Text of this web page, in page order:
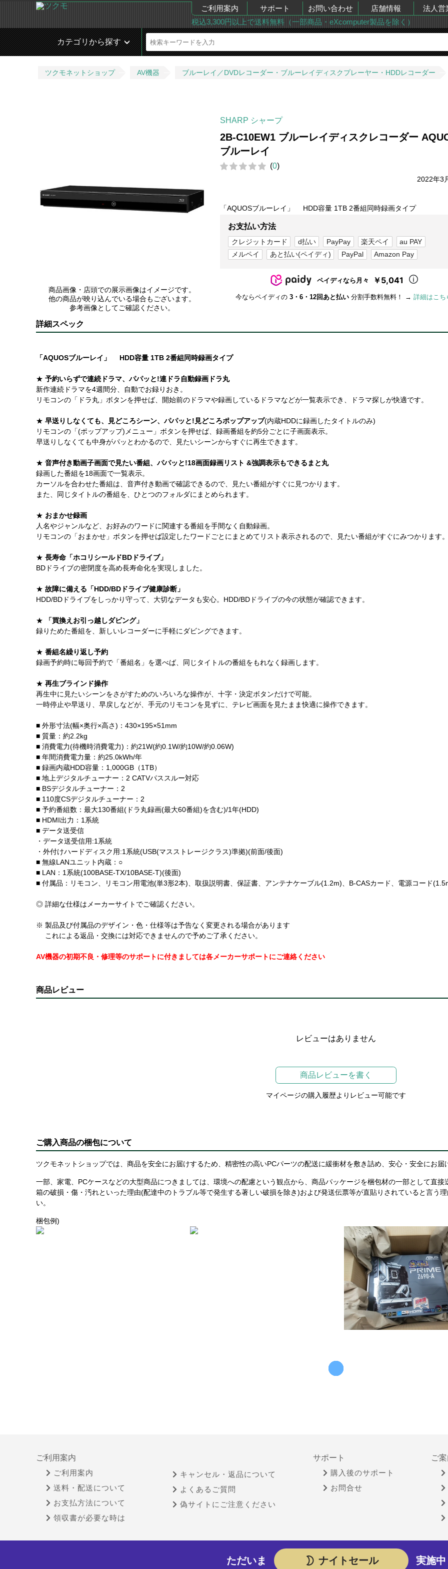
ご利用案内 サポート お問い合わせ 店舗情報
法人営
税込3,300円以上で送料無料（一部商品・eXcomputer製品を除く）
カテゴリから探す
ツクモネットショップ AV機器 ブルーレイ／DVDレコーダー・ブルーレイディスクプレーヤー・HDDレコーダー
商品画像・店頭での展示画像はイメージです。
他の商品が映り込んでいる場合もございます。
参考画像としてご確認ください。
SHARP シャープ
2B-C10EW1 ブルーレイディスクレコーダー
ブルーレイ
(0)
2022年3
「AQUOSブルーレイ」 HDD容量 1TB 2番組同時録画タイプ
お支払い方法
クレジットカード d払い PayPay 楽天ペイ
au PAY
メルペイ
あと払い(ペイディ) PayPal Amazon Pay
ペイディなら月々 ￥5,041
今ならペイディの 3・6・12回あと払い 分割手数料無料！ → 詳細はこち
詳細スペック
「AQUOSブルーレイ」 HDD容量 1TB 2番組同時録画タイプ
★ 予約いらずで連続ドラマ、パパッと!連ドラ自動録画ドラ丸
新作連続ドラマを4週間分、自動でお録りおき。
リモコンの「ドラ丸」ボタンを押せば、開始前のドラマや録画しているドラマなどが一覧表示でき、ドラマ探しが快適です。
★ 早送りしなくても、見どころシーン、パパッと!見どころポップアップ(内蔵HDDに録画したタイトルのみ)
リモコンの「(ポップアップ)メニュー」ボタンを押せば、録画番組を約5分ごとに子画面表示。
早送りしなくても中身がパッとわかるので、見たいシーンからすぐに再生できます。
★ 音声付き動画子画面で見たい番組、パパッと!18画面録画リスト &強調表示もできるまと丸
録画した番組を18画面で一覧表示。
カーソルを合わせた番組は、音声付き動画で確認できるので、見たい番組がすぐに見つかります。
また、同じタイトルの番組を、ひとつのフォルダにまとめられます。
★ おまかせ録画
人名やジャンルなど、お好みのワードに関連する番組を手間なく自動録画。
リモコンの「おまかせ」ボタンを押せば設定したワードごとにまとめてリスト表示されるので、見たい番組がすぐにみつかります
★ 長寿命「ホコリシールドBDドライブ」
BDドライブの密閉度を高め長寿命化を実現しました。
★ 故障に備える「HDD/BDドライブ健康診断」
HDD/BDドライブをしっかり守って、大切なデータも安心。HDD/BDドライブの今の状態が確認できます。
★
「買換えお引っ越しダビング」
録りためた番組を、新しいレコーダーに手軽にダビングできます。
★ 番組名繰り返し予約
録画予約時に毎回予約で「番組名」を選べば、同じタイトルの番組をもれなく録画します。
★ 再生ブラインド操作
再生中に見たいシーンをさがすためのいろいろな操作が、十字・決定ボタンだけで可能。
一時停止や早送り、早戻しなどが、手元のリモコンを見ずに、テレビ画面を見たまま快適に操作できます。
■ 外形寸法(幅×奥行×高さ)：430×195×51mm
■ 質量：約2.2kg
■ 消費電力(待機時消費電力)：約21W(約0.1W/約10W/約0.06W)
■ 年間消費電力量：約25.0kWh/年
■ 録画内蔵HDD容量：1,000GB（1TB）
■ 地上デジタルチューナー：2 CATVパススルー対応
■ BSデジタルチューナー：2
■ 110度CSデジタルチューナー：2
■ 予約番組数：最大130番組(ドラ丸録画(最大60番組)を含む)/1年(HDD)
■ HDMI出力：1系統
■ データ送受信
・データ送受信用:1系統
・外付けハードディスク用:1系統(USB(マスストレージクラス)準拠)(前面/後面)
■ 無線LANユニット内蔵：○
■ LAN：1系統(100BASE-TX/10BASE-T)(後面)
■ 付属品：リモコン、リモコン用電池(単3形2本)、取扱説明書、保証書、アンテナケーブル(1.2m)、B-CASカード、電源コード
◎ 詳細な仕様はメーカーサイトでご確認ください。
※ 製品及び付属品のデザイン・色・仕様等は予告なく変更される場合があります
これによる返品・交換には対応できませんので予めご了承ください。
AV機器の初期不良・修理等のサポートに付きましては各メーカーサポートにご連絡ください
商品レビュー
レビューはありません
商品レビューを書く
マイページの購入履歴よりレビュー可能です
ご購入商品の梱包について
ツクモネットショップでは、商品を安全にお届けするため、精密性の高いPCパーツの配送に緩衝材を敷き詰め、安心・安全にお
一部、家電、PCケースなどの大型商品につきましては、環境への配慮という観点から、商品パッケージを梱包材の一部として直
箱の破損・傷・汚れといった理由(配達中のトラブル等で発生する著しい破損を除き)および発送伝票等が直貼りされていると言う
い。
梱包例)
ご利用案内
ご利用案内
送料・配送について
お支払方法について
領収書が必要な時は
キャンセル・返品について
よくあるご質問
偽サイトにご注意ください
サポート
購入後のサポート
お問合せ
ご
古物営業法に基づく表示 サイトポリシー
ただいま ナイトセール 実施中